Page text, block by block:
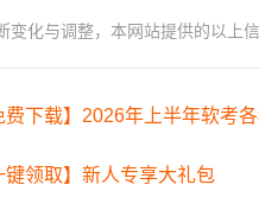
化与调整，本网站提供的以上
费下载】2026年上半年软考
键领取】新人专享大礼包